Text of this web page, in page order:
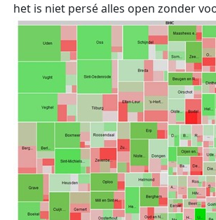
het is niet persé alles open zonder